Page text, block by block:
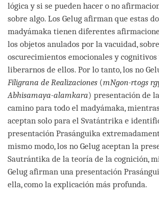
lógica y si se pueden hacer o no
sobre algo. Los Gelug afirman que estas
madyámaka tienen diferentes
los objetos anulados por la vacuidad,
oscurecimientos emocionales y cognitivos
liberarnos de ellos. Por lo tanto, los no
Filigrana de Realizaciones (mNgon-rtogs
Abhisamaya-alamkara) presentación de
camino para todo el madyámaka,
aceptan solo para el Svatántrika e
presentación Prasánguika
mismo modo, los no Gelug aceptan la
Sautrántika de la teoría de la cognición,
Gelug afirman una presentación
ella, como la explicación más profunda.